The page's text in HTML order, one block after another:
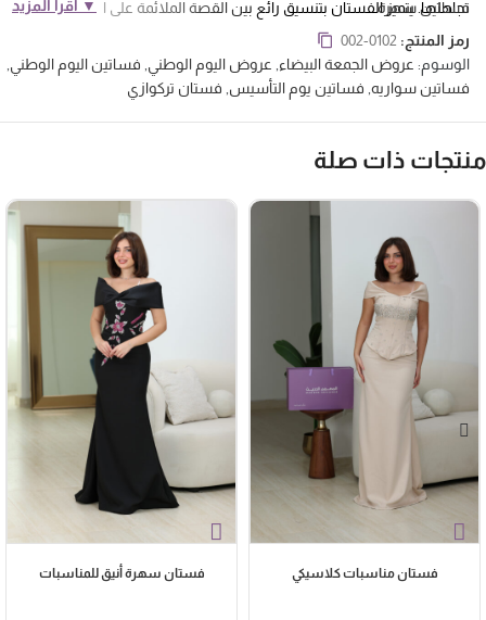
تجاهلها.يتميز الفستان بتنسيق رائع بين القصة الملائمة على الجسم حتى
الخصر، التي تُظهر منحنيات الجسم بشكل مميز، ثم تتسع التنورة بعد ذلك
لتمنحك حركة وانسيابية رائعة. التنورة الواسعة وغير المتماثلة في الطول تضيف
بُعدًا ديناميكيًا وتوفر لمسة من الفخامة، مما يجعل كل خطوة أكثر إبهارًا سواء
في المشي أو الرقص.
فساتين سهرة
▼ اقرأ المزيد
رمز المنتج:002-0102
الوسوم:عروض الجمعة البيضاء, عروض اليوم الوطني فساتين اليوم الوطني
فساتين سواريه, فساتين يوم التأسيس, فستان تركوازي
ذات صلة
فستان مناسبات كلاسيكي فستان سهرة أنيق للمناسبات